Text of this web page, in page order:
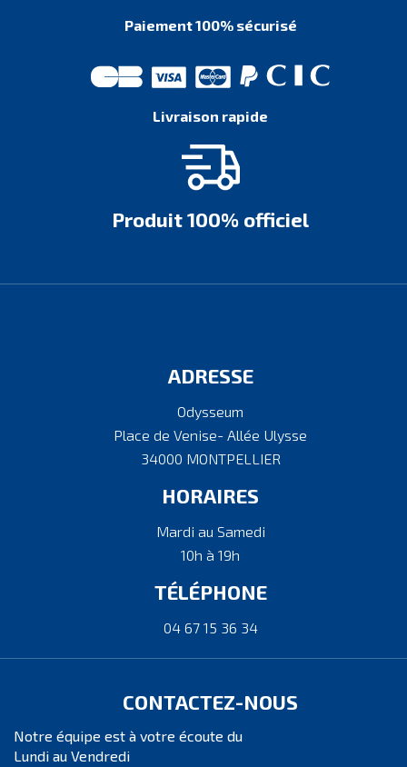
Paiement 100% sécurisé
Livraison rapide
Produit 100% officiel
ADRESSE
Odysseum
Place de Venise- Allée Ulysse
34000 MONTPELLIER
HORAIRES
Mardi au Samedi
10h à 19h
TÉLÉPHONE
04 67 15 36 34
CONTACTEZ-NOUS
Notre équipe est à votre écoute du
Lundi au Vendredi